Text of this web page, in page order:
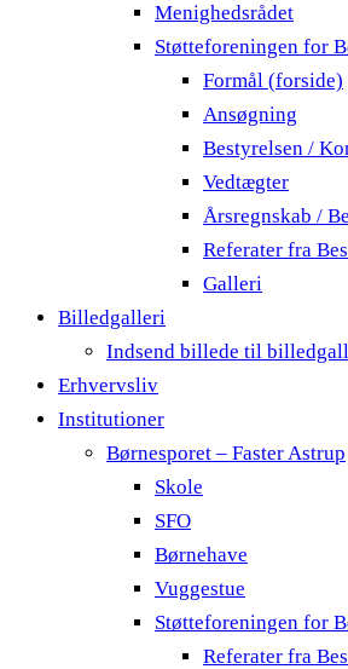
Menighedsrådet
Støtteforeningen for
Formål (forside)
Ansøgning
Bestyrelsen /
Vedtægter
Årsregnskab /
Referater fra
Galleri
Billedgalleri
Indsend billede til
Erhvervsliv
Institutioner
Børnesporet – Faster Astrup
Skole
SFO
Børnehave
Vuggestue
Støtteforeningen for
Referater fra